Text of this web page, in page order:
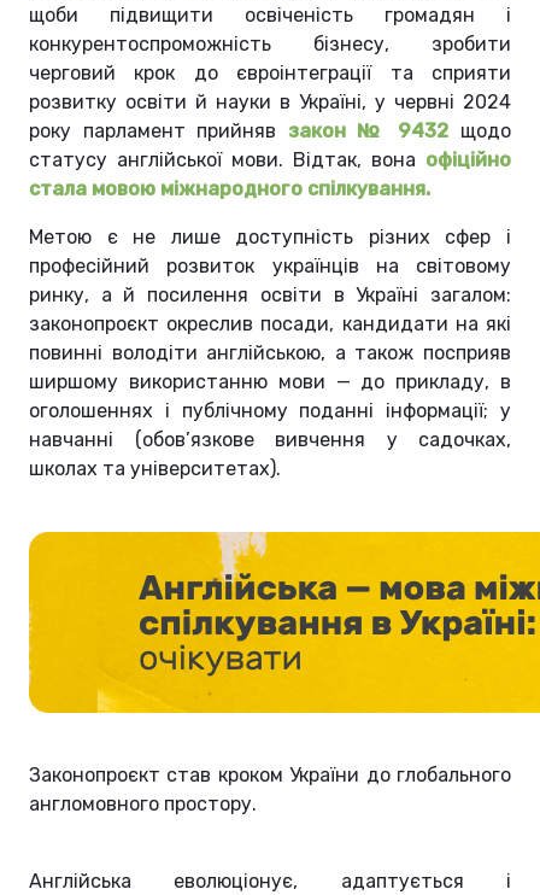
щоби підвищити освіченість громадян і
конкурентоспроможність бізнесу, зробити
черговий крок до євроінтеграції та сприяти
розвитку освіти й науки в Україні, у червні 2024
року парламент прийняв закон № 9432 щодо
статусу англійської мови. Відтак, вона офіційно
стала мовою міжнародного спілкування.
Метою є не лише доступність різних сфер і
професійний розвиток українців на світовому
ринку, а й посилення освіти в Україні загалом:
законопроєкт окреслив посади, кандидати на які
повинні володіти англійською, а також посприяв
ширшому використанню мови — до прикладу, в
оголошеннях і публічному поданні інформації; у
навчанні (обов’язкове вивчення у садочках,
школах та університетах).
Законопроєкт став кроком України до глобального
англомовного простору.
Англійська еволюціонує, адаптується і